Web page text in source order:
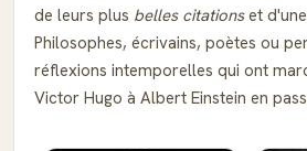
de leurs plus belles citationset
Philosophes, écrivains, poètes ou
réflexions intemporelles qui ont
Victor Hugo à Albert Einstein en